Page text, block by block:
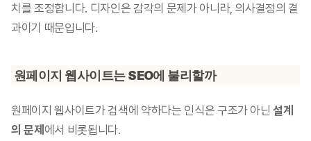
치를 조정합니다. 디자인은 감각의 문제가 아니라, 의사결정의 결
과이기 때문입니다.
원페이지 웹사이트는 SEO에 불리할까
원페이지 웹사이트가 검색에 약하다는 인식은 구조가 아닌 설계
의 문제 에서 비롯됩니다.